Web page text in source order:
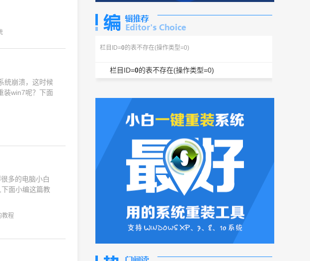
统崩溃，这时候
装win7呢？下面
多的电脑小白
面小编这篇教
教程
栏目ID=0 的表不存在(操作类型=0)
栏目ID=0的表不存在(操作类型=0)